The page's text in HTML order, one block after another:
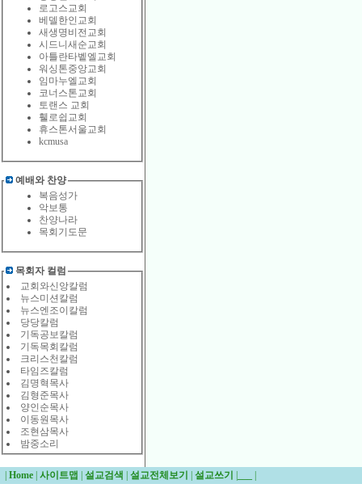
로고스교회
베델한인교회
새생명비전교회
시드니새순교회
아틀란타벹엘교회
워싱톤중앙교회
임마누엘교회
코너스톤교회
토랜스 교회
휄로쉽교회
휴스톤서울교회
kcmusa
예배와 찬양
복음성가
악보통
찬양나라
목회기도문
목회자 컬럼
교회와신앙칼럼
뉴스미션칼럼
뉴스엔조이칼럼
당당칼럼
기독공보칼럼
기독목회칼럼
크리스천칼럼
타임즈칼럼
김명혁목사
김형준목사
양인순목사
이동원목사
조현삼목사
밤중소리
Home 사이트맵 설교검색 설교전체보기 설교쓰기